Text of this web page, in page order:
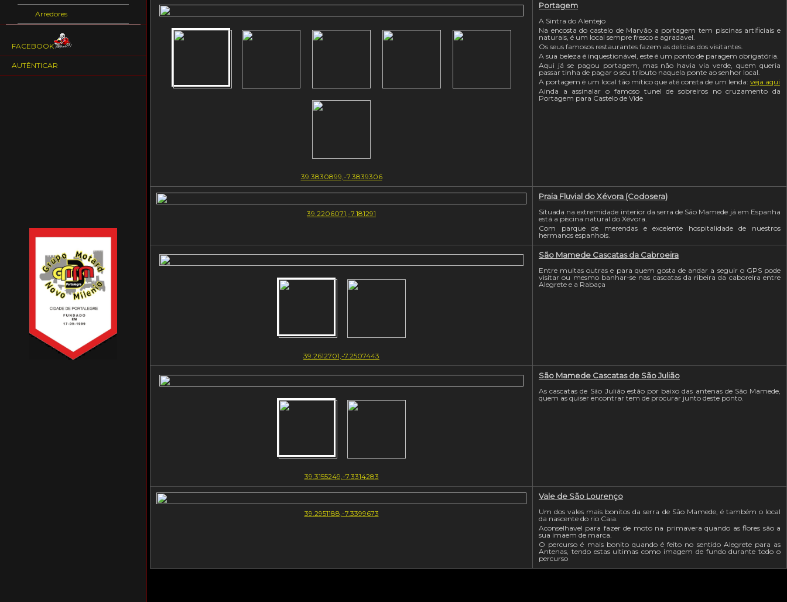
Arredores
FACEBOOK
AUTÊNTICAR
39.3830899,-7.3839306
Portagem
A Sintra do Alentejo
Na encosta do castelo de Marvão a portagem tem piscinas artificiais e
naturais, é um local sempre fresco e agradavel.
Os seus famosos restaurantes fazem as delicias dos visitantes.
A sua beleza é inquestionável, este é um ponto de paragem obrigatória.
Aqui já se pagou portagem, mas não havia via verde, quem queria
passar tinha de pagar o seu tributo naquela ponte ao senhor local.
A portagem é um local tão mitico que até consta de um lenda: veja aqui
Ainda a assinalar o famoso tunel de sobreiros no cruzamento da
Portagem para Castelo de Vide
39.2206071,-7.181291
Praia Fluvial do Xévora (Codosera)
Situada na extremidade interior da serra de São Mamede já em Espanha
está a piscina natural do Xévora.
Com parque de merendas e excelente hospitalidade de nuestros
hermanos espanhois.
39.2612701,-7.2507443
São Mamede Cascatas da Cabroeira
Entre muitas outras e para quem gosta de andar a seguir o GPS pode
visitar ou mesmo banhar-se nas cascatas da ribeira da caboreira entre
Alegrete e a Rabaça
39.3155249,-7.3314283
São Mamede Cascatas de São Julião
As cascatas de São Julião estão por baixo das antenas de São Mamede,
quem as quiser encontrar tem de procurar junto deste ponto.
39.2951188,-7.3399673
Vale de São Lourenço
Um dos vales mais bonitos da serra de São Mamede, é também o local
da nascente do rio Caia.
Aconselhavel para fazer de moto na primavera quando as flores são a
sua imaem de marca.
O percurso é mais bonito quando é feito no sentido Alegrete para as
Antenas, tendo estas ultimas como imagem de fundo durante todo o
percurso